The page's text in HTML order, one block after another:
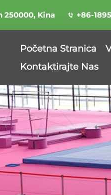
250000, Kina +86-
Početna Stranica
Kontaktirajte Nas